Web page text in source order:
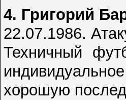
4. Григорий
22.07.1986.
Техничный
хорошую